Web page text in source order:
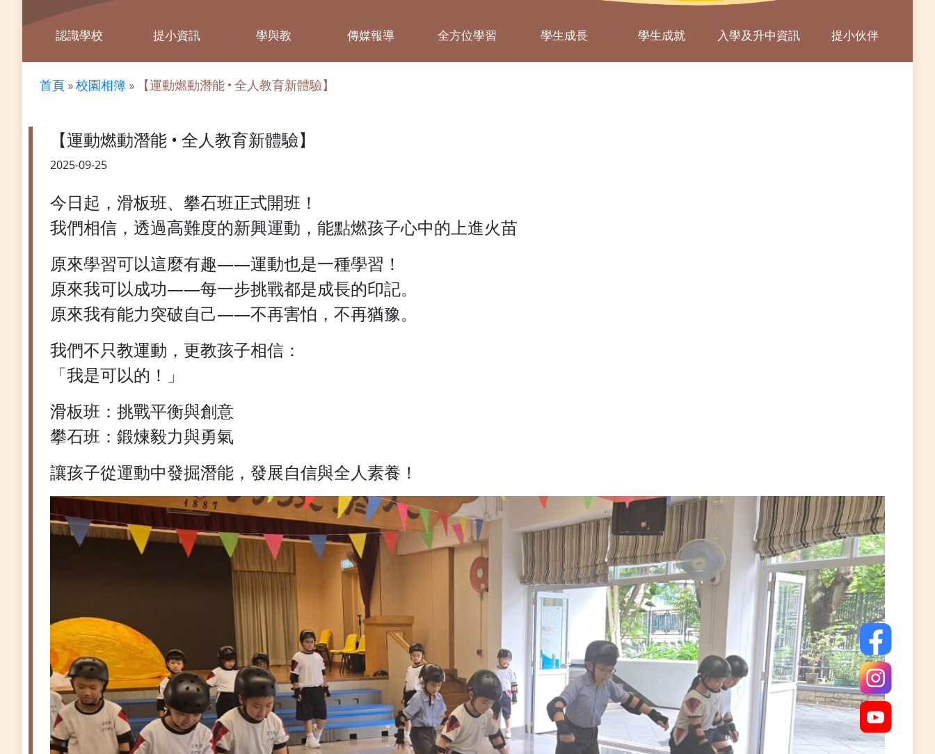
認識學校 提小資訊 學與教 傳媒報導 全方位學習 學生成長 學生成就 入學及升中資訊 提小伙伴
首頁 »校園相簿 » 【運動燃動潛能 • 全人教育新體驗】
【運動燃動潛能 • 全人教育新體驗】
2025-09-25
今日起，滑板班、攀石班正式開班！
我們相信，透過高難度的新興運動，能點燃孩子心中的上進火苗
原來學習可以這麼有趣——運動也是一種學習！
原來我可以成功——每一步挑戰都是成長的印記。
原來我有能力突破自己——不再害怕，不再猶豫。
我們不只教運動，更教孩子相信：
「我是可以的！」
滑板班：挑戰平衡與創意
攀石班：鍛煉毅力與勇氣
讓孩子從運動中發掘潛能，發展自信與全人素養！